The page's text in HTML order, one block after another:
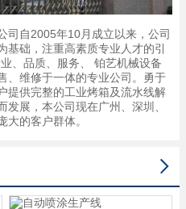
司自2005年10月成立以来，公司
基础，注重高素质专业人才的引
、品质、服务、 铂艺机械设备
、维修于一体的专业公司。勇于
提供完整的工业烤箱及流水线解
展，本公司现在广州、深圳、
的客户群体。
